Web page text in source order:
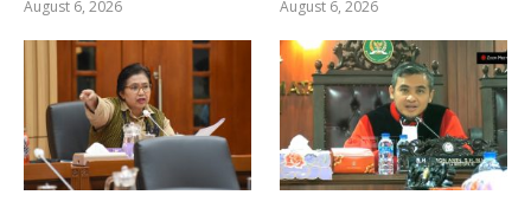
August 6, 2026 August 6, 2026